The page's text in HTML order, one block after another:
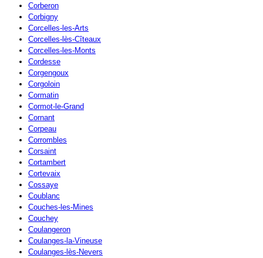
Corberon
Corbigny
Corcelles-les-Arts
Corcelles-lès-Cîteaux
Corcelles-les-Monts
Cordesse
Corgengoux
Corgoloin
Cormatin
Cormot-le-Grand
Cornant
Corpeau
Corrombles
Corsaint
Cortambert
Cortevaix
Cossaye
Coublanc
Couches-les-Mines
Couchey
Coulangeron
Coulanges-la-Vineuse
Coulanges-lès-Nevers